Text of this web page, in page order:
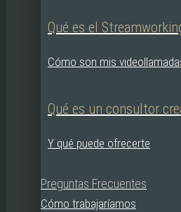
Qué es el
Cómo son mis
Qué es un consultor
Y qué puede ofrecerte
Preguntas Frecuentes
Cómo trabajaríamos